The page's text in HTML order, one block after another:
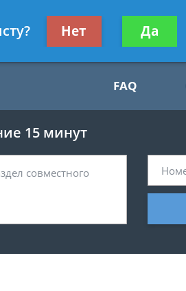
Получите консультацию
бесплатно
FAQ
15 минут
Нет Да